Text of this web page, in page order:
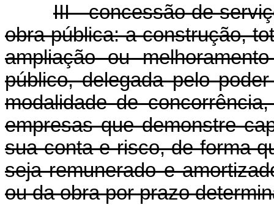
III - concessão de
obra pública: a construção,
ampliação ou
público, delegada pelo
modalidade de
empresas que demonstre
sua conta e risco, de forma
seja remunerado e
ou da obra por prazo